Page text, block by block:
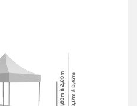
bâche en polyester avec
100% étanche
de course de la pluie et du
particulièrementcompact
dans sa housse incluse,